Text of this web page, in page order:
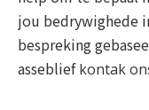
jou bedrywighede
bespreking
assebliefkontak